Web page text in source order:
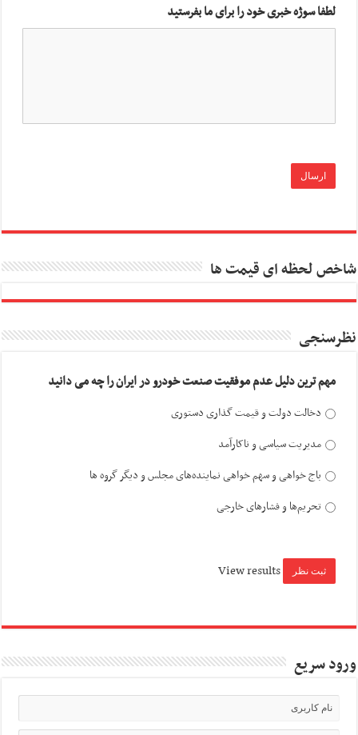
لطفا سوژه خبری خود را برای ما بفرستید
شاخص لحظه ای قیمت ها
نظرسنجی
مهم ترین دلیل عدم موفقیت صنعت خودرو در ایران را چه می دانید
دخالت دولت و قیمت گذاری دستوری
مدیریت سیاسی و ناکارآمد
باج خواهی و سهم خواهی نماینده‌های مجلس و دیگر گروه ها
تحریم‌ها و فشارهای خارجی
View results
ورود سریع